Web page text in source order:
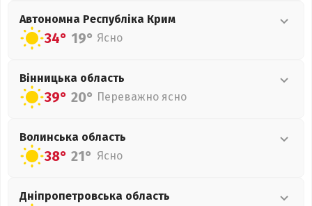
Автономна Республіка Крим
34° 19° Ясно
Вінницька область
39° 20° Переважно ясно
Волинська область
38° 21° Ясно
Дніпропетровська область